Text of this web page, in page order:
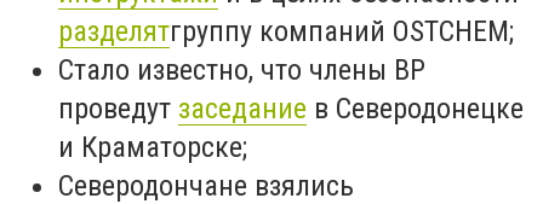
разделятгруппу компаний OSTCHEM;
Стало известно, что члены ВР
проведут заседание в Северодонецке
и Краматорске;
Северодончане взялись